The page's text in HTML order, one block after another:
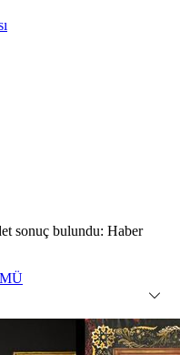
sonuç bulundu: Haber